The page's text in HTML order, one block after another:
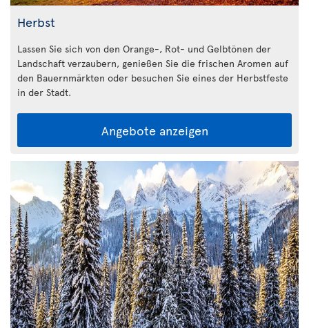
Herbst
Lassen Sie sich von den Orange-, Rot- und Gelbtönen der
Landschaft verzaubern, genießen Sie die frischen Aromen auf
den Bauernmärkten oder besuchen Sie eines der Herbstfeste
in der Stadt.
Angebote anzeigen